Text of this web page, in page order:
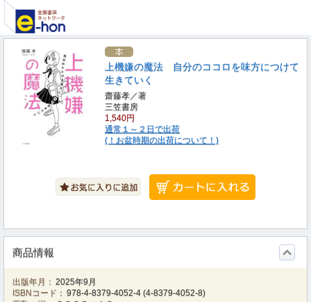
上機嫌の魔法 自分のココロを味方につけて
生きていく
齋藤孝／著
三笠書房
1,540円
通常１～２日で出荷
(！お盆時期の出荷について！)
商品情報
出版年月： 2025年9月
ISBNコード： 978-4-8379-4052-4 (4-8379-4052-8)